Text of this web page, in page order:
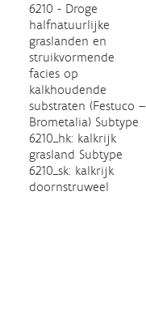
6210 - Droge
halfnatuurlijke
graslanden en
struikvormende
facies op
kalkhoudende
substraten (Festuco –
Brometalia) Subtype
6210_hk: kalkrijk
grasland Subtype
6210_sk: kalkrijk
doornstruweel